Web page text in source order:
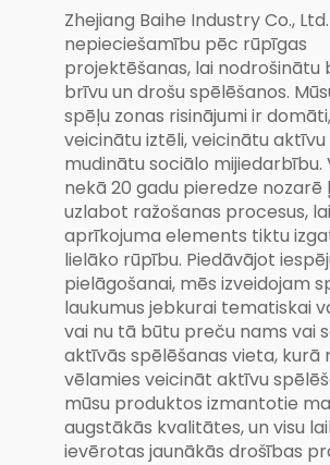
Zhejiang Baihe Industry Co.,
nepieciešamību pēc rūpīgas
projektēšanas, lai nodrošinātu
brīvu un drošu spēlēšanos.
spēļu zonas risinājumi ir
veicinātu iztēli, veicinātu aktīvu
mudinātu sociālo mijiedarbību.
nekā 20 gadu pieredze nozarē
uzlabot ražošanas procesus,
aprīkojuma elements tiktu
lielāko rūpību. Piedāvājot
pielāgošanai, mēs izveidojam
laukumus jebkurai tematiskai
vai nu tā būtu preču nams vai
aktīvās spēlēšanas vieta, kurā
vēlamies veicināt aktīvu
mūsu produktos izmantotie
augstākās kvalitātes, un visu
ievērotas jaunākās drošības